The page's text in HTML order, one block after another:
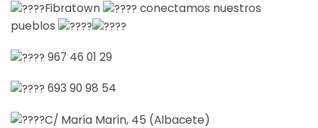
Fibratown
conectamos nuestros
pueblos
967 46 01 29
693 90 98 54
C/ María Marín, 45 (Albacete)